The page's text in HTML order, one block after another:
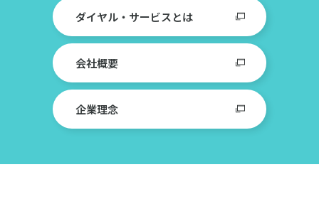
ダイヤル・サービスとは
会社概要
企業理念